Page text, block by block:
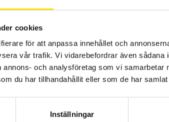
cookies
för att anpassa innehållet och
vår trafik. Vi vidarebefordrar även sådana
annons- och analysföretag som vi
du har tillhandahållit eller som de har
Inställningar
Tillbehör isolationsprovare upp
Tillbehör för Chauvin-Arnoux handhållna
1000 V.
125.00kr – 3,190.00
125.00 kr